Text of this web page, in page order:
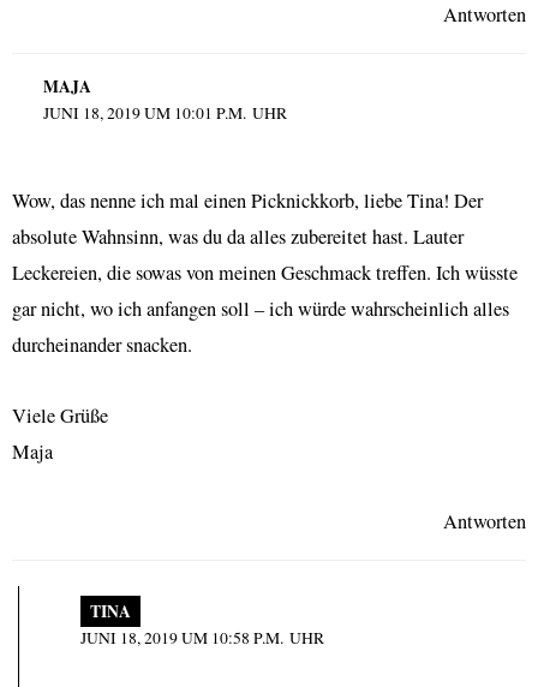
Antworten
MAJA
JUNI 18, 2019 UM 10:01 P.M. UHR
Wow, das nenne ich mal einen Picknickkorb, liebe Tina! Der
absolute Wahnsinn, was du da alles zubereitet hast. Lauter
Leckereien, die sowas von meinen Geschmack treffen. Ich wüsste
gar nicht, wo ich anfangen soll – ich würde wahrscheinlich alles
durcheinander snacken.
Viele Grüße
Maja
Antworten
TINA
JUNI 18, 2019 UM 10:58 P.M. UHR